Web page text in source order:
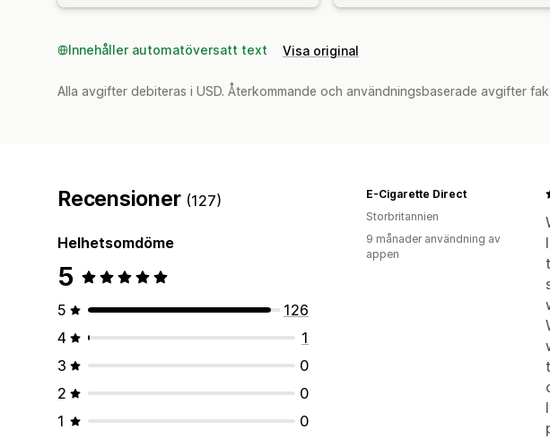
Innehåller automatöversatt text Visa original
Alla avgifter debiteras i USD. Återkommande och användningsbaserade avgifter
Recensioner (127)
Helhetsomdöme
5
5
126
4
1
3
0
2
0
1
0
E-Cigarette Direct
Storbritannien
9 månader användning av
appen